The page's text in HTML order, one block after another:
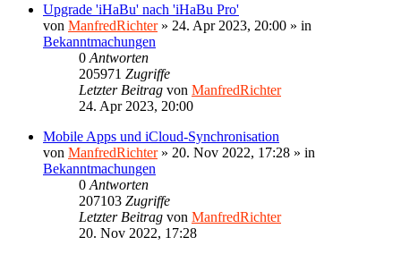
Upgrade 'iHaBu' nach 'iHaBu Pro'
von ManfredRichter» 24. Apr 2023, 20:00 » in
Bekanntmachungen
0 Antworten
205971 Zugriffe
Letzter Beitrag von ManfredRichter
24. Apr 2023, 20:00
Mobile Apps und iCloud-Synchronisation
von ManfredRichter» 20. Nov 2022, 17:28 » in
Bekanntmachungen
0 Antworten
207103 Zugriffe
Letzter Beitrag von ManfredRichter
20. Nov 2022, 17:28